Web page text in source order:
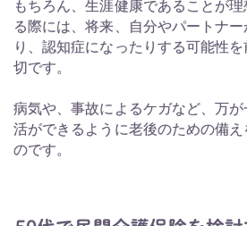
もちろん、生涯健康であることが
る際には、将来、自分やパートナ
り、認知症になったりする可能性
切です。
病気や、事故によるケガなど、万
活ができるように老後のための備
のです。